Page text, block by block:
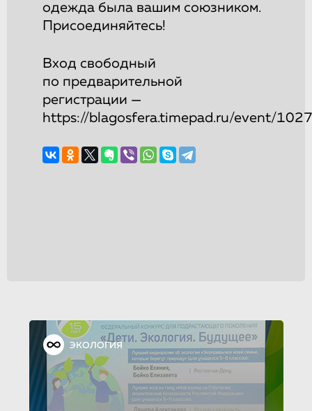
одежда была вашим союзником.
Присоединяйтесь!
Вход свободный
по предварительной
регистрации —
https://blagosfera.timepad.ru/event/
ЭКОЛОГИЯ